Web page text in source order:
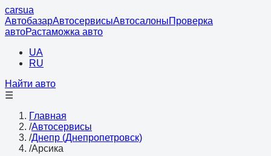
carsua
АвтобазарАвтосервисыАвтосалоныПроверка
автоРастаможка авто
UA
RU
Найти авто
☰
Главная
/Автосервисы
/Днепр (Днепропетровск)
/Арсика